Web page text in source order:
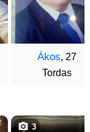
Ákos, 27
Tordas
3